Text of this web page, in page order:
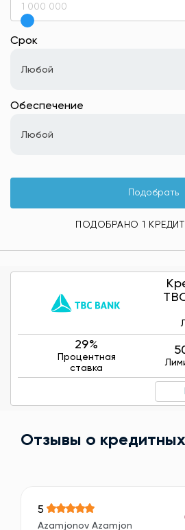
Срок
Любой
Обеспечение
Любой
Подобрать
ПОДОБРАНО 1
29%
Процентная
ставка
Отзывы о
5
Azamjonov Azamjon